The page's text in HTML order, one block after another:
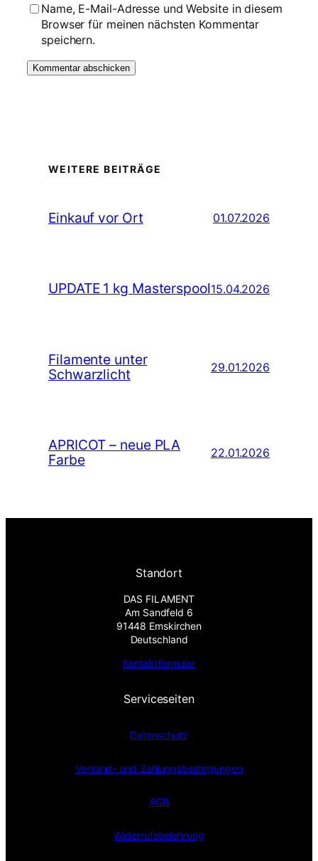
Name, E-Mail-Adresse und Website in diesem
Browser für meinen nächsten Kommentar
speichern.
WEITERE BEITRÄGE
Einkauf vor Ort 01.07.2026
UPDATE 1 kg Masterspool15.04.2026
Filamente unter
Schwarzlicht
29.01.2026
APRICOT – neue PLA
Farbe
22.01.2026
Standort
DAS FILAMENT
Am Sandfeld 6
91448 Emskirchen
Deutschland
Kontaktformular
Serviceseiten
Datenschutz
Versand- und Zahlungsbedingungen
AGB
Widerrufsbelehrung